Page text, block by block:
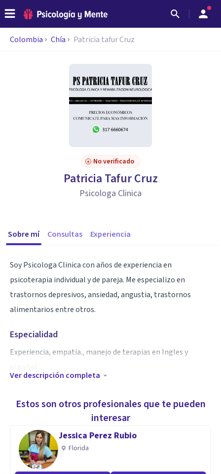
Colombia Chía Patricia tafur Cruz
No verificado
Patricia Tafur Cruz
Psicologa Clinica
Sobre mí Consultas Experiencia
Soy Psicologa Clinica con años de experiencia en
psicoterapia individual y de pareja. Me especializo en
trastornos depresivos, ansiedad, angustia, trastornos
alimentarios entre otros.
Especialidad
Experiencia, empatia., manejo de terapias en Ingles y
Psicoterapia individual y pareja,
Depresion, angustia, ansiedad.
Ver descripción completa
Estos son otros profesionales que te pueden
interesar
Jessica Perez Rubio
Florida